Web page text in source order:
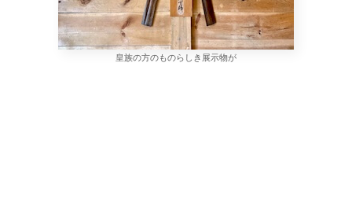
閉館した秘湯五色温泉「宗川旅館」の跡地にキ
ャンプ場を設立